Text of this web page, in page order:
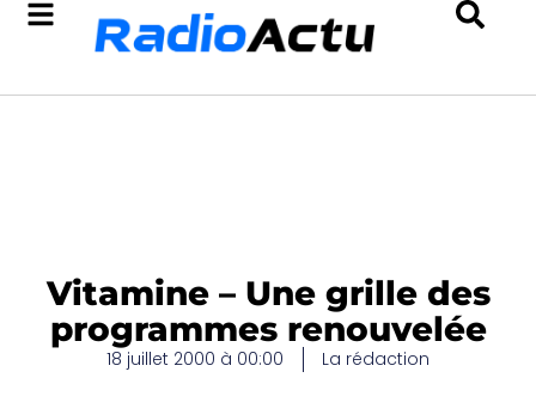
Vitamine – Une grille des
programmes renouvelée
18 juillet 2000 à 00:00 La rédaction